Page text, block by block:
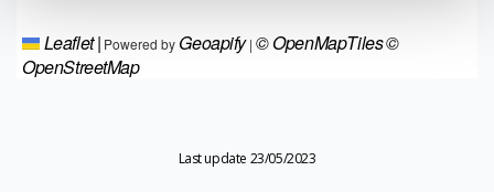
Leaflet| Powered by Geoapify|© OpenMapTiles©
OpenStreetMap
Last update 23/05/2023